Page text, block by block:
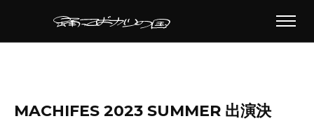
MACHIFES 2023 SUMMER 出演決